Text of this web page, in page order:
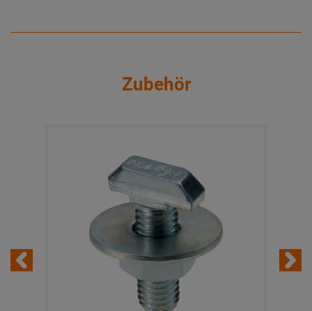
Zubehör